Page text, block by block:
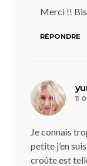
Merci !!
RÉPONDRE
11
Je connais
petite j’en
croûte est